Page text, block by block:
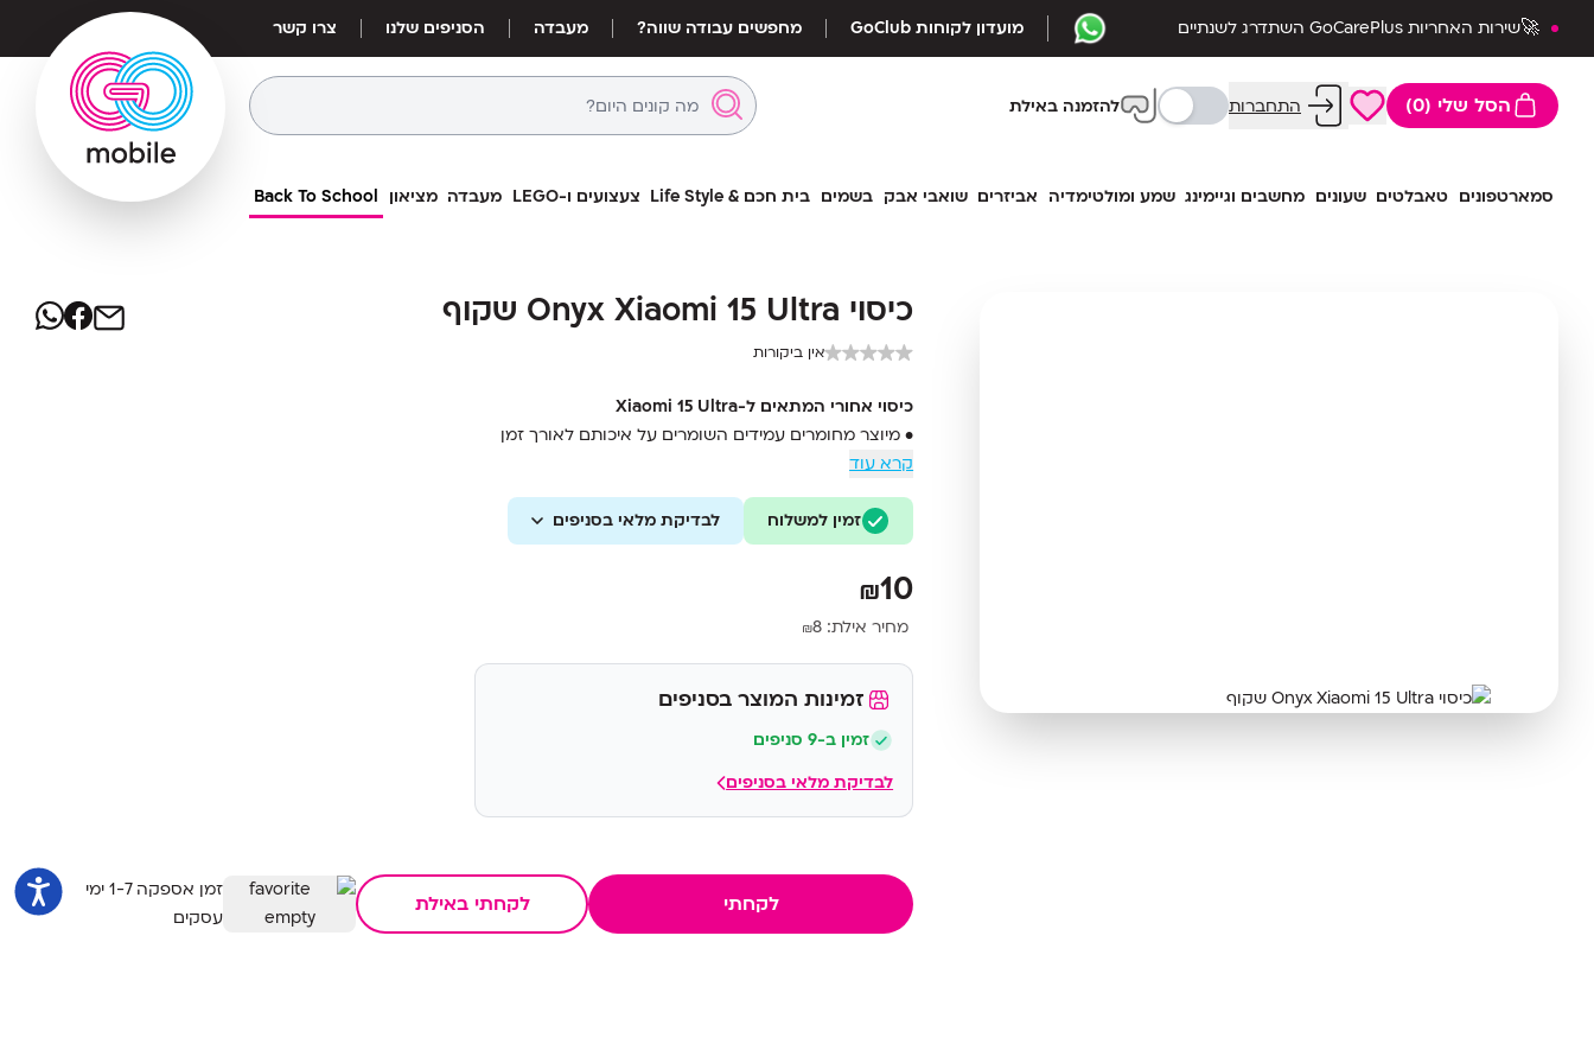
🚀שירות האחריות GoCarePlus השתדרג לשנתיים
שלמות🛡️
מועדון לקוחות GoClub מחפשים עבודה שווה? מעבדה הסניפים שלנו צרו קשר
הסל שלי (0) התחברות להזמנה באילת
סמארטפונים טאבלטים שעונים מחשבים וגיימינג שמע ומולטימדיה אביזרים שואבי אבק בשמים בית חכם & Life Style צעצועים ו-LEGO מעבדה מציאון Back To School
כיסוי Onyx Xiaomi 15 Ultra שקוף
אין ביקורות
כיסוי אחורי המתאים ל-Xiaomi 15 Ultra
• מיוצר מחומרים עמידים השומרים על איכותם לאורך זמן
• מעניק הגנה מושלמת למכשיר תוך שמירה על עיצובו האלגנטי
• התקנה קלה ופשוטה שאינה דורשת מאמץ
• מתיישב בצורה נוחה על המכשיר ואינו מעבה את עיצובו המקורי
קרא עוד
זמין למשלוח לבדיקת מלאי בסניפים
₪10
מחיר אילת: ₪8
זמינות המוצר בסניפים
זמין ב-9 סניפים
לבדיקת מלאי בסניפים
לקחתי לקחתי באילת
זמן אספקה 1-7 ימי
עסקים